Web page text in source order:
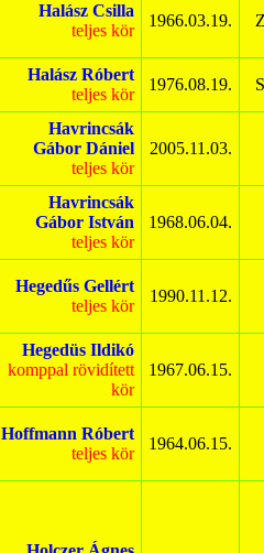
Halász Csilla
teljes kör
1966.03.19.
Halász Róbert
teljes kör
1976.08.19.
Havrincsák
Gábor Dániel
teljes kör
2005.11.03.
Havrincsák
Gábor István
teljes kör
1968.06.04.
Hegedűs Gellért
teljes kör
1990.11.12.
Hegedüs Ildikó
komppal rövidített
kör
1967.06.15.
Hoffmann Róbert
teljes kör
1964.06.15.